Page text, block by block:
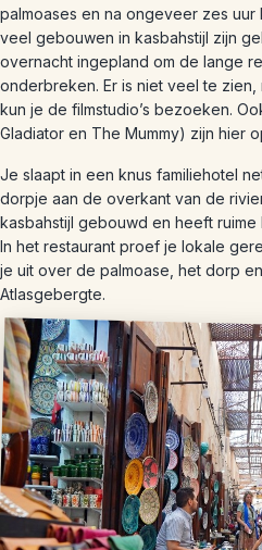
palmoases en na ongeveer zes uur
veel gebouwen in kasbahstijl zijn
overnacht ingepland om de lange
onderbreken. Er is niet veel te
kun je de filmstudio’s bezoeken.
Gladiator en The Mummy) zijn hier
Je slaapt in een knus familiehotel
dorpje aan de overkant van de
kasbahstijl gebouwd en heeft
In het restaurant proef je lokale
je uit over de palmoase, het dorp
Atlasgebergte.